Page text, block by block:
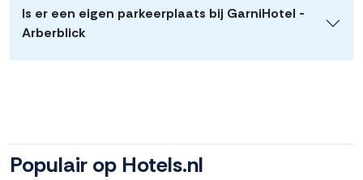
Is er een eigen parkeerplaats bij GarniHotel -
Arberblick
Populair op Hotels.nl